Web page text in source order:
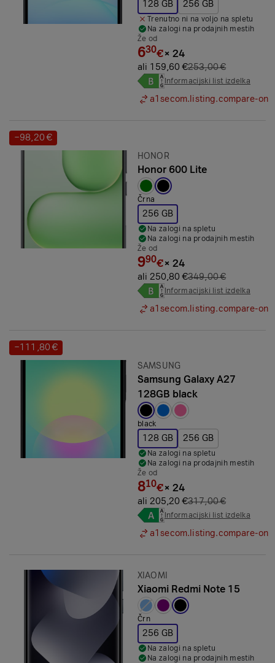
128 GB 256 GB
Trenutno ni na voljo na spletu
Na zalogi na prodajnih mestih
Že od
630€× 24
ali 159,60 €253,00 €
Informacijski list izdelka
a1secom.listing.compare-on
Prihranek:
−98,20 €
Znamka:
HONOR
Honor 600 Lite
Izbrana barva:
Črna
256 GB
Na zalogi na spletu
Na zalogi na prodajnih mestih
Že od
990€× 24
ali 250,80 €349,00 €
Informacijski list izdelka
a1secom.listing.compare-on
Prihranek:
−111,80 €
Znamka:
SAMSUNG
Samsung Galaxy A27
128GB black
Izbrana barva:
black
128 GB 256 GB
Na zalogi na spletu
Na zalogi na prodajnih mestih
Že od
810€× 24
ali 205,20 €317,00 €
Informacijski list izdelka
a1secom.listing.compare-on
Znamka:
XIAOMI
Xiaomi Redmi Note 15
Izbrana barva:
Črn
256 GB
Na zalogi na spletu
Na zalogi na prodajnih mestih